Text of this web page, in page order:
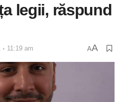
legii, răspund
11:19 am AA